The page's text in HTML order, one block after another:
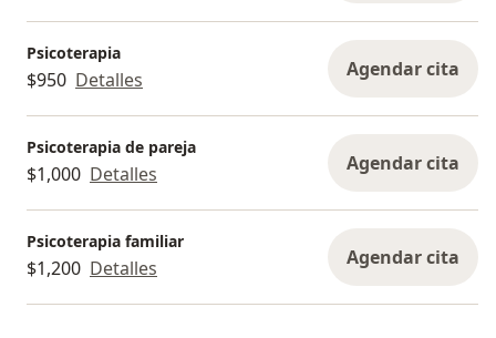
Psicoterapia
$950 Detalles Agendar cita
Psicoterapia de pareja
$1,000 Detalles Agendar cita
Psicoterapia familiar
$1,200 Detalles Agendar cita